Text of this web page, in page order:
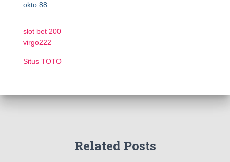
okto 88
slot bet 200
virgo222
Situs TOTO
Related Posts